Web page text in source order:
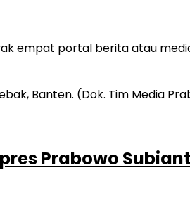
empat portal berita atau
Prabowo